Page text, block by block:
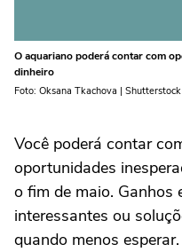
O aquariano poderá contar com
dinheiro
Foto: Oksana Tkachova |
Você poderá contar
oportunidades
o fim de maio. Ganhos
interessantes ou
quando menos